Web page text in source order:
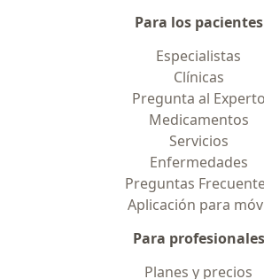
Para los pacientes
Especialistas
Clínicas
Pregunta al Experto
Medicamentos
Servicios
Enfermedades
Preguntas
Aplicación para
Para profesionales
Planes y precios